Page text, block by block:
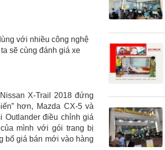
với nhiều công nghệ
sẽ cùng đánh giá xe
Nissan X-Trail 2018 đứng
hơn, Mazda CX-5 và
Outlander điều chỉnh giá
mình với gói trang bị
bố giá bán mới vào hàng